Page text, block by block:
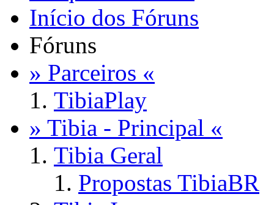
Início dos Fóruns
Fóruns
» Parceiros «
TibiaPlay
» Tibia - Principal «
Tibia Geral
Propostas TibiaBR